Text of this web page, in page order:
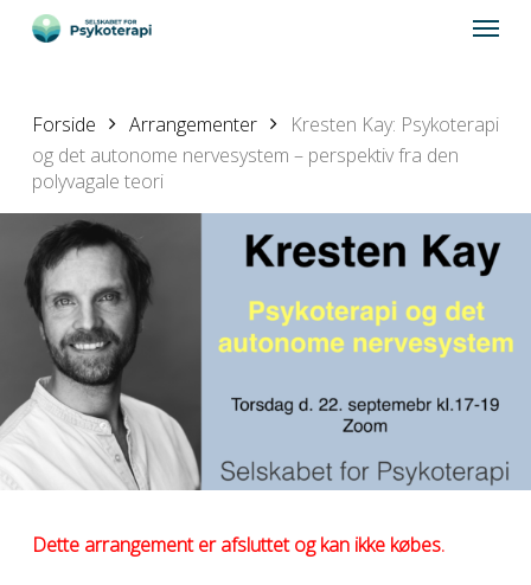
Menu
Forside Arrangementer
Kresten Kay: Psykoterapi
og det autonome nervesystem – perspektiv fra den
polyvagale teori
Dette arrangement er afsluttet og kan ikke købes.